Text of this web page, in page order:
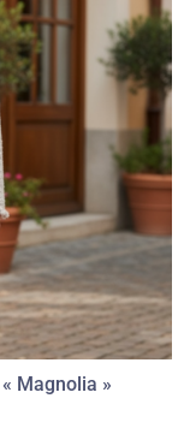
Magnolia »